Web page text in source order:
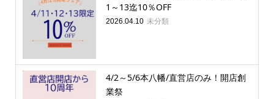
1～13迄10％OFF
2026.04.10 未分類
4/2～5/6本八幡/直営店のみ！開店創
業祭